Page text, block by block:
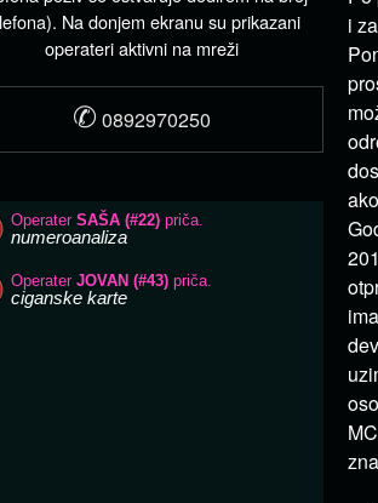
i
Na donjem ekranu su prikazani
operateri aktivni na mreži
✆ 0892970250